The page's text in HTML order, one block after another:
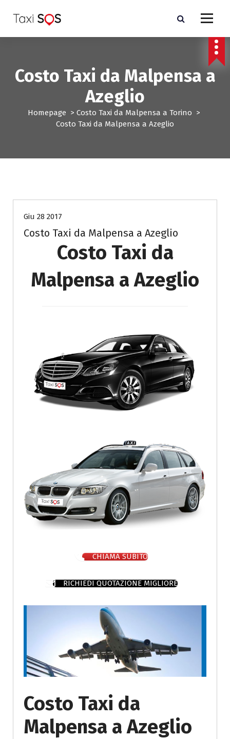
a
Costo Taxi da Malpensa a
Azeglio
Homepage > Costo Taxi da Malpensa a Torino >
Costo Taxi da Malpensa a Azeglio
Giu 28 2017
Costo Taxi da Malpensa a Azeglio
Costo Taxi da
Malpensa a Azeglio
CHIAMA SUBITO
RICHIEDI QUOTAZIONE MIGLIORE
Costo Taxi da
Malpensa a Azeglio